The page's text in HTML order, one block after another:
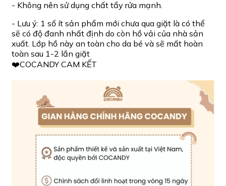
- Không nên sử dụng chất tẩy rửa mạnh.
- Lưu ý: 1 số ít sản phẩm mới chưa qua giặt là có thể
sẽ có độ đanh nhất định do còn hồ vải của nhà sản
xuất. Lớp hồ này an toàn cho da bé và sẽ mất hoàn
toàn sau 1-2 lần giặt
❤️COCANDY CAM KẾT